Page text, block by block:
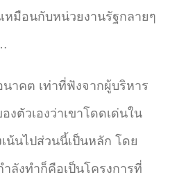
เหมือนกับหน่วยงานรัฐกลายๆ
นาคต เท่าที่ฟังจากผู้บริหาร
งตัวเองว่าเขาโดดเด่นใน
เน้นไปส่วนนี้เป็นหลัก โดย
ลังทำก็คือเป็นโครงการที่